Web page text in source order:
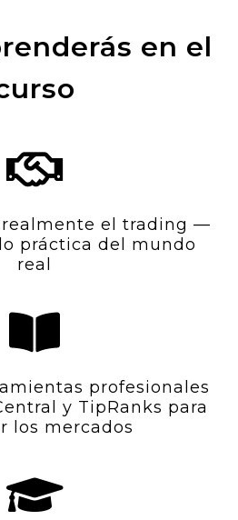
en el
el trading —
práctica del mundo
real
profesionales
y TipRanks para
los mercados